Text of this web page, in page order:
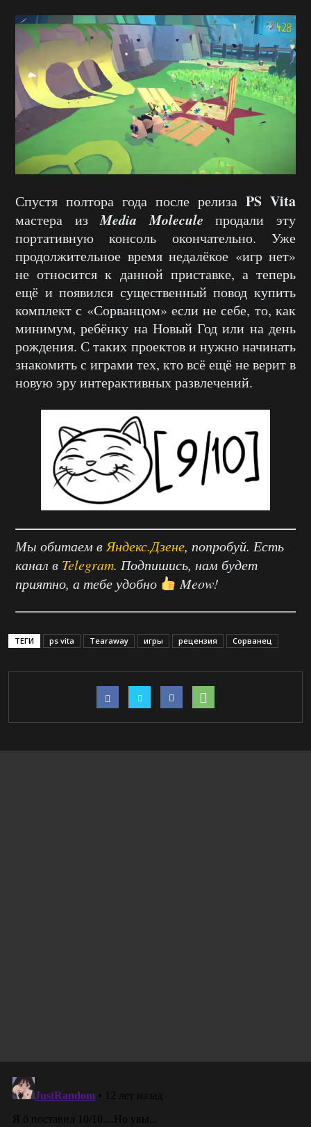
Спустя полтора года после релиза PS Vita
мастера изMedia Molecule продали эту
портативную консоль окончательно. Уже
продолжительное время недалёкое «игр нет»
не относится к данной приставке, а теперь
ещё и появился существенный повод купить
комплект с «Сорванцом» если не себе, то, как
минимум, ребёнку на Новый Год или на день
рождения. С таких проектов и нужно начинать
знакомить с играми тех, кто всё ещё не верит в
новую эру интерактивных развлечений.
Мы обитаем в Яндекс.Дзене, попробуй. Есть
канал в Telegram. Подпишись, нам будет
приятно, а тебе удобно
Meow!
ТЕГИ ps vita Tearaway игры рецензия Сорванец